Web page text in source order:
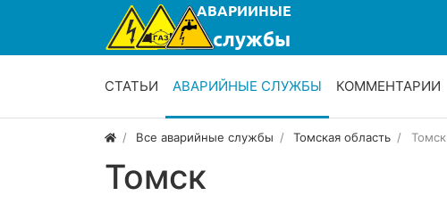
СТАТЬИ АВАРИЙНЫЕ СЛУЖБЫ КОММЕНТАРИИ
Все аварийные службы Томская область Томск
Томск